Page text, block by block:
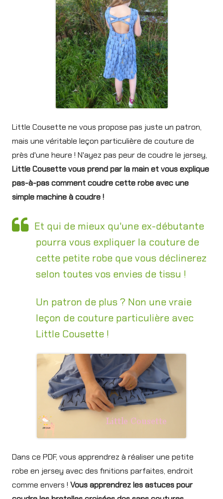
Little Cousette ne vous propose pas juste un patron,
mais une véritable leçon particulière de couture de
près d'une heure ! N'ayez pas peur de coudre le jersey,
Little Cousette vous prend par la main et vous explique
pas-à-pas comment coudre cette robe avec une
simple machine à coudre !
Et qui de mieux qu'une ex-débutante
pourra vous expliquer la couture de
cette petite robe que vous déclinerez
selon toutes vos envies de tissu !
Un patron de plus ? Non une vraie
leçon de couture particulière avec
Little Cousette !
Dans ce PDF, vous apprendrez à réaliser une petite
robe en jersey avec des finitions parfaites, endroit
comme envers ! Vous apprendrez les astuces pour